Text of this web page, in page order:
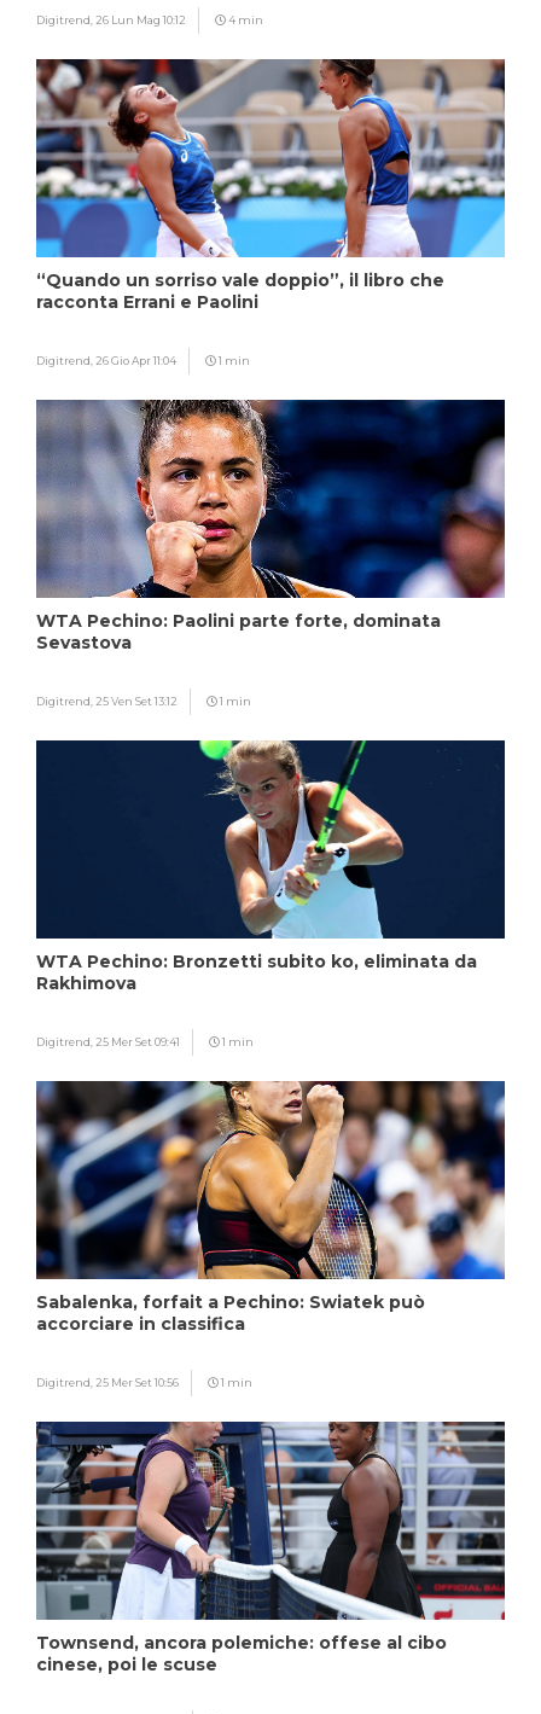
Digitrend, 26 Lun Mag 10:12 4 min
“Quando un sorriso vale doppio”, il libro che
racconta Errani e Paolini
Digitrend, 26 Gio Apr 11:04 1 min
WTA Pechino: Paolini parte forte, dominata
Sevastova
Digitrend, 25 Ven Set 13:12 1 min
WTA Pechino: Bronzetti subito ko, eliminata da
Rakhimova
Digitrend, 25 Mer Set 09:41 1 min
Sabalenka, forfait a Pechino: Swiatek può
accorciare in classifica
Digitrend, 25 Mer Set 10:56 1 min
Townsend, ancora polemiche: offese al cibo
cinese, poi le scuse